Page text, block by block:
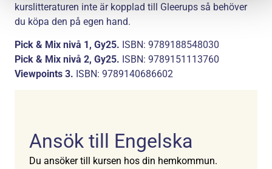
kurslitteraturen inte är kopplad till Gleerups så behöver
du köpa den på egen hand.
Pick & Mix nivå 1, Gy25. ISBN: 9789188548030
Pick & Mix nivå 2, Gy25. ISBN: 9789151113760
Viewpoints 3. ISBN: 9789140686602
Ansök till Engelska
Du ansöker till kursen hos din hemkommun.